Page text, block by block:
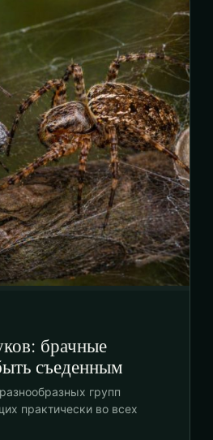
брачные
съеденным
групп
практически во всех